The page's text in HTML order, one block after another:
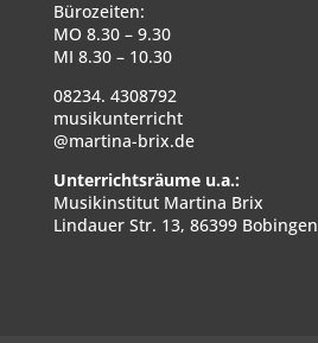
Bürozeiten:
MO 8.30 – 9.30
MI 8.30 – 10.30
08234. 4308792
musikunterricht
@martina-brix.de
Unterrichtsräume u.a.:
Musikinstitut Martina Brix
Lindauer Str. 13, 86399 Bobingen